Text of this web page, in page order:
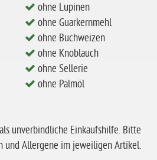
ohne Lupinen
ohne Guarkernmehl
ohne Buchweizen
ohne Knoblauch
ohne Sellerie
ohne Palmöl
unverbindliche Einkaufshilfe. Bitte
und Allergene im jeweiligen Artikel.